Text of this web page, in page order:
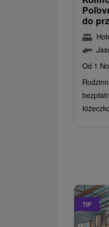
do
Od 1
TIP